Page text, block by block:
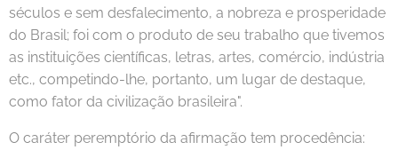
séculos e sem desfalecimento, a nobreza e prosperidade
do Brasil; foi com o produto de seu trabalho que tivemos
as instituições científicas, letras, artes, comércio, indústria
etc., competindo-lhe, portanto, um lugar de destaque,
como fator da civilização brasileira".
O caráter peremptório da afirmação tem procedência: